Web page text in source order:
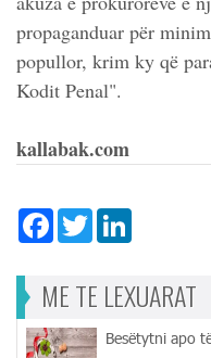
propaganduar për
popullor, krim ky që
Kodit Penal".
kallabak.com
FacebookTwitter
ME TE LEXUARAT
Besëtytni apo